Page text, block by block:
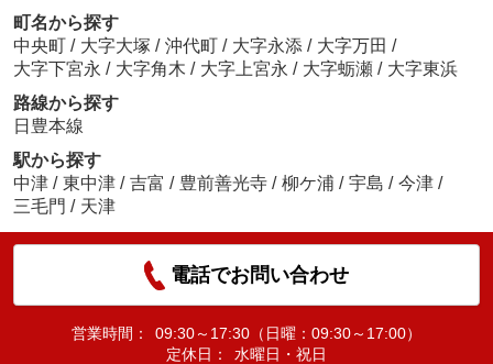
町名から探す
中央町 / 大字大塚 / 沖代町 / 大字永添 / 大字万田 /
大字下宮永 / 大字角木 / 大字上宮永 / 大字蛎瀬 / 大字東浜
路線から探す
日豊本線
駅から探す
中津 / 東中津 / 吉富 / 豊前善光寺 / 柳ケ浦 / 宇島 / 今津 /
三毛門 / 天津
電話でお問い合わせ
営業時間：
09:30～17:30（日曜：09:30～17:00）
定休日：
水曜日・祝日